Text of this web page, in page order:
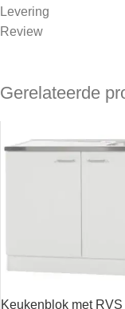
Levering
Review
Gerelateerde
Keukenblok met